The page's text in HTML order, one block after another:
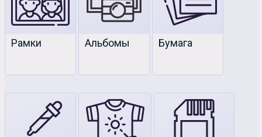
подробнее
Рамки Альбомы Бумага